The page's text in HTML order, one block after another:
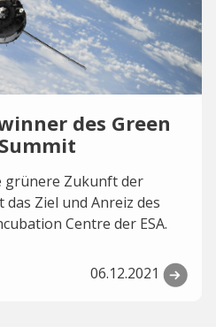
des Green
grünere Zukunft der
Ziel und Anreiz des
Centre der ESA.
06.12.2021